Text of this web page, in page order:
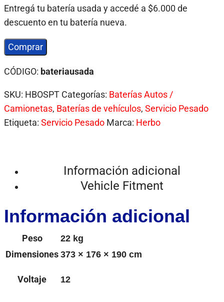
Entregá tu batería usada y accedé a $6.000 de
descuento en tu batería nueva.
Comprar
CÓDIGO: bateriausada
SKU: HBOSPT Categorías: Baterías Autos /
Camionetas, Baterías de vehículos, Servicio Pesado
Etiqueta: Servicio Pesado Marca: Herbo
Información adicional
Vehicle Fitment
Información adicional
Peso 22 kg
Dimensiones 373 × 176 × 190 cm
Voltaje 12